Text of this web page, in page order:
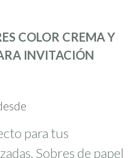
COLOR CREMA Y
INVITACIÓN
para tus
Sobres de papel